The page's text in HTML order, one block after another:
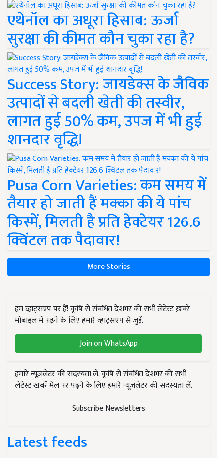
एथेनॉल का अधूरा हिसाब: ऊर्जा
सुरक्षा की कीमत कौन चुका रहा है?
Success Story: जायडेक्स के जैविक
उत्पादों से बदली खेती की तस्वीर,
लागत हुई 50% कम, उपज में भी हुई
शानदार वृद्धि!
Pusa Corn Varieties: कम समय में
तैयार हो जाती हैं मक्का की ये पांच
किस्में, मिलती है प्रति हेक्टेयर 126.6
क्विंटल तक पैदावार!
More Stories
हम व्हाट्सएप पर हैं! कृषि से संबंधित देशभर की सभी लेटेस्ट ख़बरें
मोबाइल में पढ़ने के लिए हमारे व्हाट्सएप से जुड़ें.
Join on WhatsApp
हमारे न्यूज़लेटर की सदस्यता लें. कृषि से संबंधित देशभर की सभी
लेटेस्ट ख़बरें मेल पर पढ़ने के लिए हमारे न्यूज़लेटर की सदस्यता लें.
Subscribe Newsletters
Latest feeds